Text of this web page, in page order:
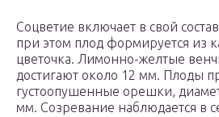
Соцветие включает в свой
при этом плод формируется из
цветочка. Лимонно-желтые
достигают около 12 мм. Плоды
густоопушенные орешки,
мм. Созревание наблюдается в